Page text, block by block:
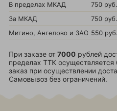
В пределах МКАД
750 руб.
За МКАД
750
Митино, Ангелово и ЗАО 550 руб.
При заказе от 7000 рублей
пределах ТТК
заказ при осуществлении
Самовывоз без ограничений.